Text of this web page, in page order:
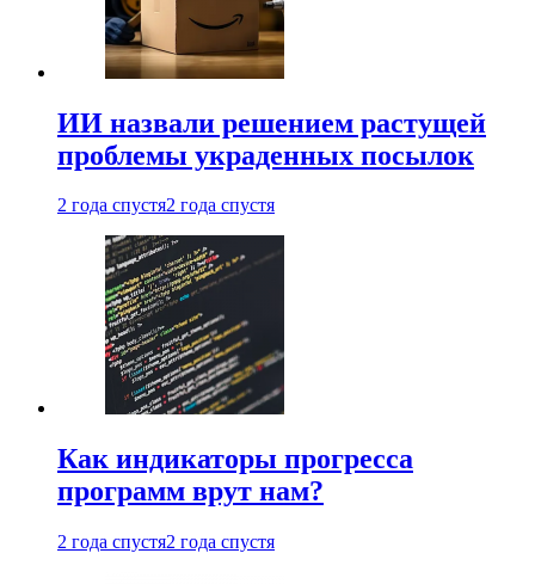
ИИ назвали решением растущей
проблемы украденных посылок
2 года спустя2 года спустя
Как индикаторы прогресса
программ врут нам?
2 года спустя2 года спустя